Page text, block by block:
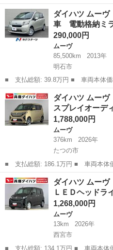
名： ダイハツ ■ 車種名： ムー
コ ナビ フルセグ Ｂｌｕｅｔｏ
レス ＬＥＤライ...
大阪 堺市 ムーヴ
ダイハツ ムー
車 電動格納ミ
290,000円
ムーヴ
85,500km
2013年
明石市
■ 支払総額: 39.8万円 ■ 車両本体価格： 290,000 円 ■ メーカー
名： ダイハツ ■ 車種名： ムー
ーディオ 禁煙車 電動格納ミラー
量： 66...
兵庫 明石市 ムーヴ
ダイハツ ムー
スプレイオー
1,788,000円
ムーヴ
376km
2026年
たつの市
■ 支払総額: 186.1万円 ■ 車両本体価格： 1,788,000 円 ■ メーカ
ー名： ダイハツ ■ 車種名： ム
ーボ ９インチディスプレイオーデ
証 ９イン...
兵庫 たつの市
ダイハツ ムー
ＬＥＤヘッド
1,268,000円
ムーヴ
13km
2026年
西宮市
■ 支払総額: 134.1万円 ■ 車両本体価格： 1,268,000 円 ■ メーカ